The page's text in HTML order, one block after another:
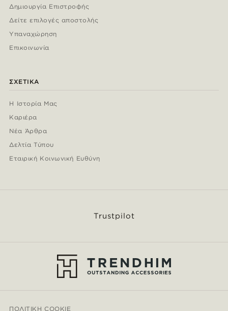
Δημιουργία Επιστροφής
Δείτε επιλογές αποστολής
Υπαναχώρηση
Επικοινωνία
ΣΧΕΤΙΚΆ
Η Ιστορία Μας
Καριέρα
Νέα Άρθρα
Δελτία Τύπου
Εταιρική Κοινωνική Ευθύνη
Trustpilot
ΠΟΛΙΤΙΚΉ COOKIE